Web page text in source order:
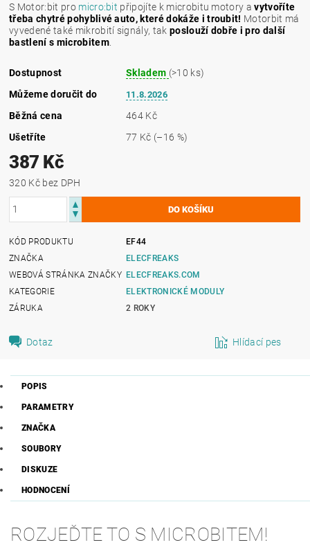
S Motor:bit pro micro:bit připojíte k microbitu motory avytvoříte
třeba chytré pohyblivé auto, které dokáže i troubit! Motorbit má
vyvedené také mikrobití signály, tak poslouží dobře i pro další
bastlení s microbitem.
Dostupnost Skladem (>10 ks)
Můžeme doručit do
11.8.2026
Běžná cena
464 Kč
Ušetříte
77 Kč (–16 %)
387 Kč
320 Kč bez DPH
KÓD PRODUKTU
EF44
ZNAČKA
ELECFREAKS
WEBOVÁ STRÁNKA ZNAČKY ELECFREAKS.COM
KATEGORIE
ELEKTRONICKÉ MODULY
ZÁRUKA
2 ROKY
Dotaz Hlídací pes
POPIS
PARAMETRY
ZNAČKA
SOUBORY
DISKUZE
HODNOCENÍ
ROZJEĎTE TO S MICROBITEM!